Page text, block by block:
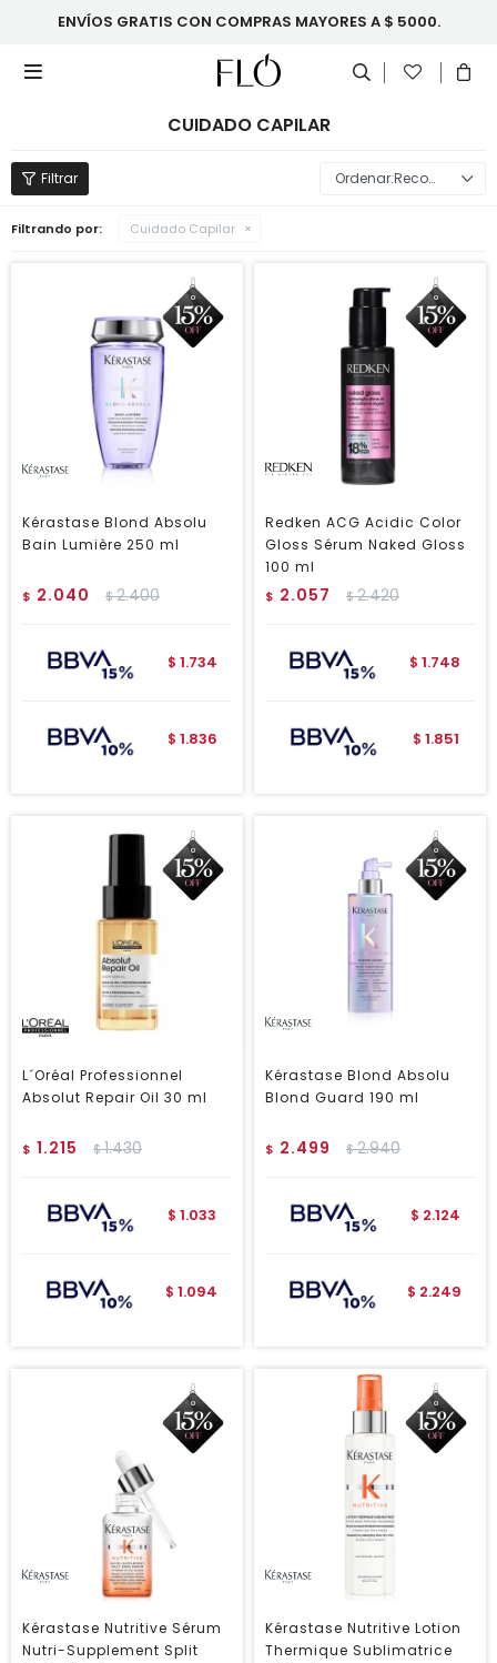
ENVÍOS GRATIS CON COMPRAS MAYORES A $ 5000.

CUIDADO CAPILAR
Recomendados
Filtrando por: Cuidado Capilar
Kérastase Blond Absolu
Bain Lumière 250 ml
$ 2.040 $2.400
$ 1.734
$ 1.836
Redken ACG Acidic Color
Gloss Sérum Naked Gloss
100 ml
$ 2.057 $2.420
$ 1.748
$ 1.851
L´Oréal Professionnel
Absolut Repair Oil 30 ml
$ 1.215 $1.430
$ 1.033
$ 1.094
Kérastase Blond Absolu
Blond Guard 190 ml
$ 2.499 $2.940
$ 2.124
$ 2.249
Kérastase Nutritive Sérum
Nutri-Supplement Split
Kérastase Nutritive Lotion
Thermique Sublimatrice